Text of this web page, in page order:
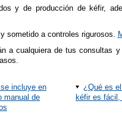
y de producción de kéfir,
sometido a controles rigurosos.
a cualquiera de tus consultas
incluye en
manual de
¿Qué es
kéfir es fácil,